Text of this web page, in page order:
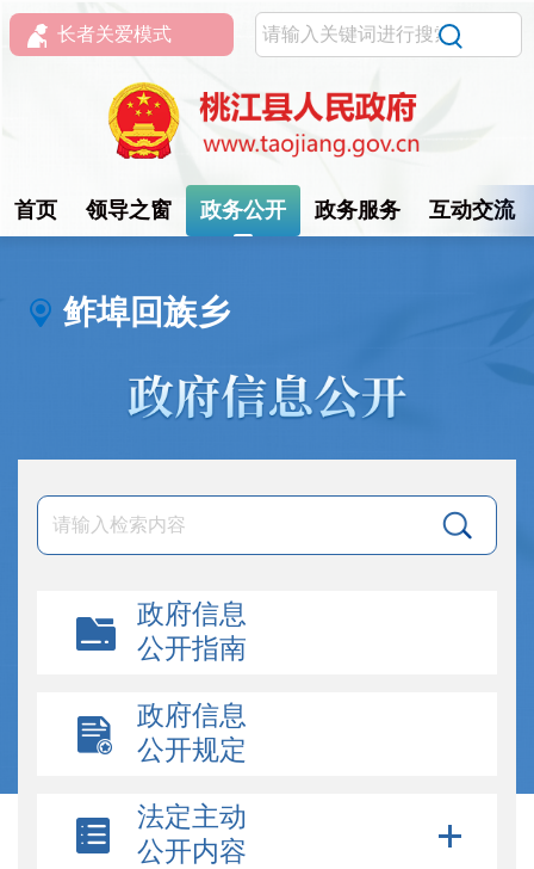
长者关爱模式
首页 领导之窗 政务公开 政务服务 互动交流
鲊埠回族乡
政府信息
公开指南
政府信息
公开规定
法定主动
公开内容